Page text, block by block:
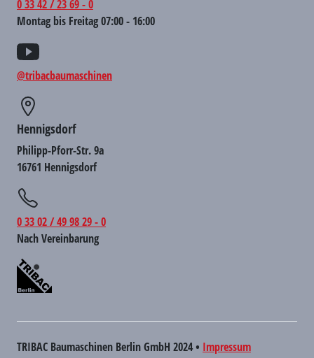
0 33 42 / 23 69 - 0
Montag bis Freitag 07:00 - 16:00
@tribacbaumaschinen
Hennigsdorf
Philipp-Pforr-Str. 9a
16761 Hennigsdorf
0 33 02 / 49 98 29 - 0
Nach Vereinbarung
TRIBAC Baumaschinen Berlin GmbH 2024 • Impressum